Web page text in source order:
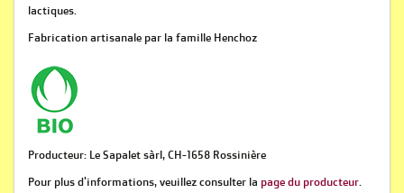
lactiques.
Fabrication artisanale par la famille Henchoz
Producteur: Le Sapalet sàrl, CH-1658 Rossinière
Pour plus d'informations, veuillez consulter la page du producteur